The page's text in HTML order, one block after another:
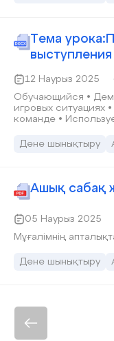
Тема
12 Наурыз 2025
Обучающийся •
игровых ситуациях
команде •
альтернативные
Дене шынықтыру
Ашық сабақ
05 Наурыз 2025
Мұғалімнің
Дене шынықтыру